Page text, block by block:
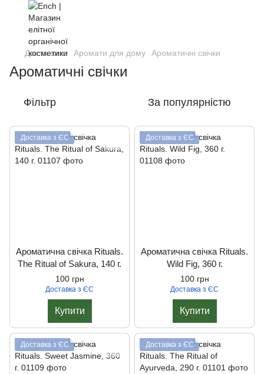
Дім та авто Аромати для дому Ароматичні свічки
Ароматичні свічки
Фільтр За популярністю
Доставка з ЄС
Ароматична свічка Rituals.
The Ritual of Sakura, 140 г.
100 грн
Доставка з ЄС
Купити
Доставка з ЄС
Ароматична свічка Rituals.
Wild Fig, 360 г.
100 грн
Доставка з ЄС
Купити
Доставка з ЄС Доставка з ЄС